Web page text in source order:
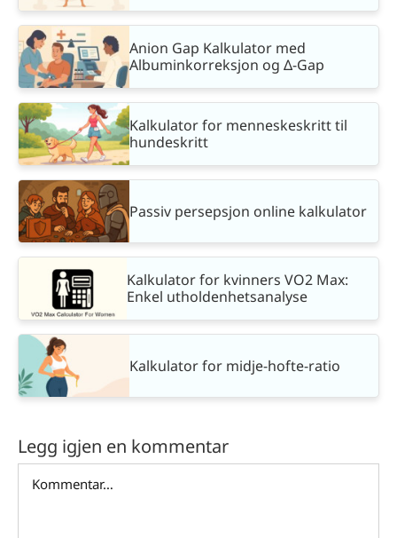
Anion Gap Kalkulator med
Albuminkorreksjon og Δ-Gap
Kalkulator for menneskeskritt til
hundeskritt
Passiv persepsjon online kalkulator
Kalkulator for kvinners VO2 Max:
Enkel utholdenhetsanalyse
Kalkulator for midje-hofte-ratio
Legg igjen en kommentar